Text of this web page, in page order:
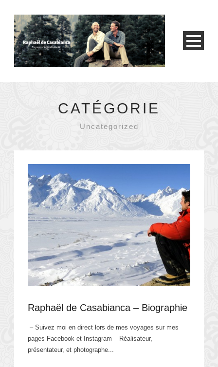
CATÉGORIE
Uncategorized
Raphaël de Casabianca – Biographie
– Suivez moi en direct lors de mes voyages sur mes
pages Facebook et Instagram – Réalisateur,
présentateur, et photographe...